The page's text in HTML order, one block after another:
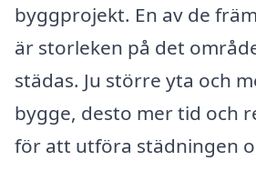
byggprojekt. En av de
är storleken på det
städas. Ju större yta och
bygge, desto mer tid och
för att utföra städningen